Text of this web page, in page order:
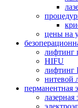
цены на
лифтинг
HIFU
лифтинг
нитевой
перманентная